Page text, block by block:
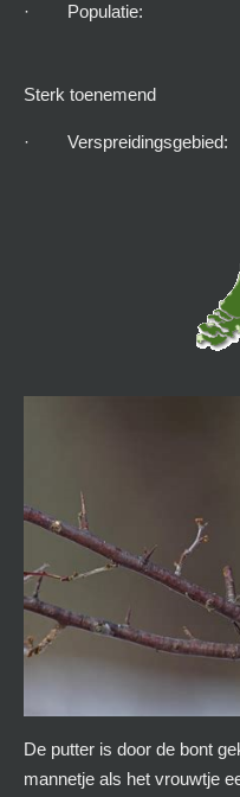
· Populatie:
Sterk toenemend
· Verspreidingsgebied:
De putter is door de bont
mannetje als het vrouwtje